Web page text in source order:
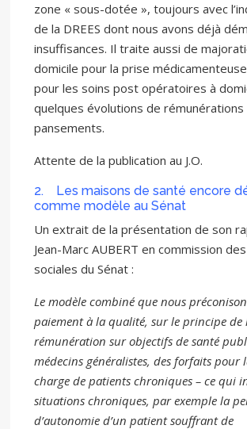
zone « sous-dotée », toujours avec
de la DREES dont nous avons déjà
insuffisances. Il traite aussi de
domicile pour la prise
pour les soins post opératoires à
quelques évolutions de rémunérations
pansements.
Attente de la publication au J.O.
2. Les maisons de santé encore
comme modèle au Sénat
Un extrait de la présentation de son
Jean-Marc AUBERT en commission
sociales du Sénat :
Le modèle combiné que nous
paiement à la qualité, sur le principe de
rémunération sur objectifs de santé
médecins généralistes, des forfaits pour
charge de patients chroniques – ce qui
situations chroniques, par exemple la
d’autonomie d’un patient souffrant de